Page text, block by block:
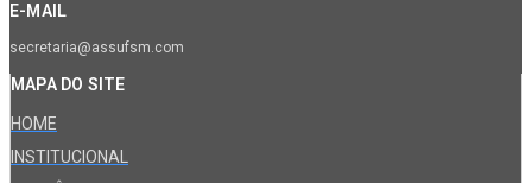
E-MAIL
secretaria@assufsm.com
MAPA DO SITE
HOME
INSTITUCIONAL